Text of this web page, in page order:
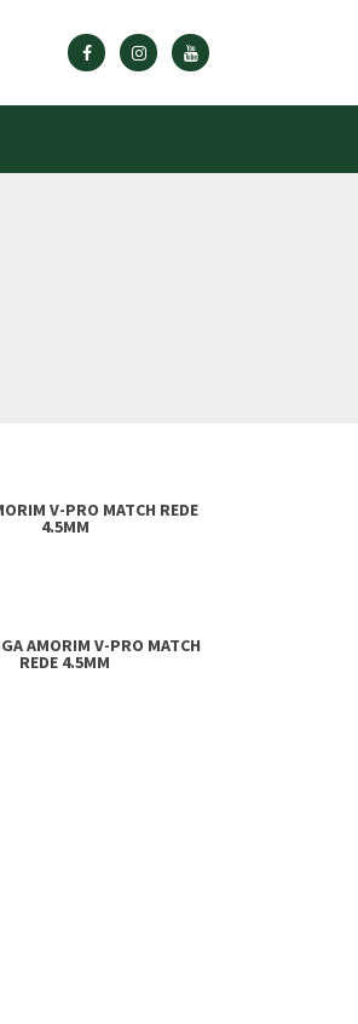
V-PRO MATCH REDE
4.5MM
AMORIM V-PRO MATCH
REDE 4.5MM